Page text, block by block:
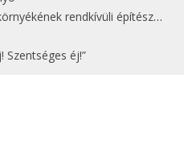
rendkívüli építészeti kincsei
Szentséges éj!”